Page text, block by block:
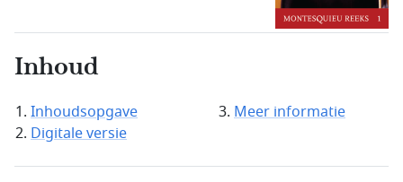
Inhoud
Inhoudsopgave
Digitale versie
Meer informatie